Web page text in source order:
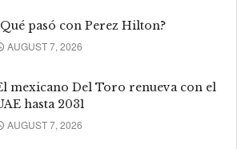
pasó con Perez Hilton?
AUGUST 7, 2026
mexicano Del Toro renueva con el
hasta 2031
AUGUST 7, 2026